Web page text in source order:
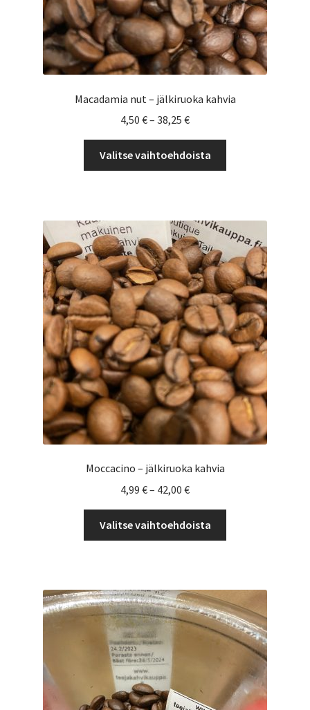
Macadamia nut – jälkiruoka kahvia
4,50 €– 38,25 €Hintaluokka:
4,50 €
-
38,25 €
Valitse vaihtoehdoista
Voit
tehdä
valinnat
tuotteen
sivulla.
Moccacino – jälkiruoka kahvia
4,99 €– 42,00 €Hintaluokka:
4,99 €
-
42,00 €
Valitse vaihtoehdoista
muunnelma.
Voit
tehdä
valinnat
tuotteen
sivulla.